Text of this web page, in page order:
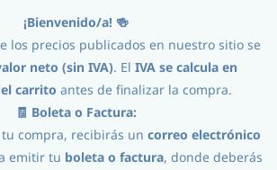
¡Bienvenido/a! 🍻
los precios publicados en nuestro sitio se
neto (sin IVA). El IVA se calcula en
carrito antes de finalizar la compra.
🧾 Boleta o Factura:
compra, recibirás un correo electrónico
emitir tu boleta o factura, donde deberás